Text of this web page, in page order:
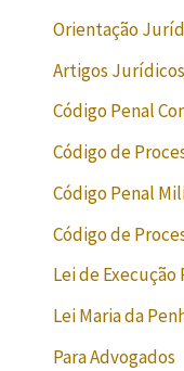
Orientação
Artigos Jurídicos
Código Penal
Código de
Código Penal
Código de
Lei de
Lei Maria da
Para Advogados